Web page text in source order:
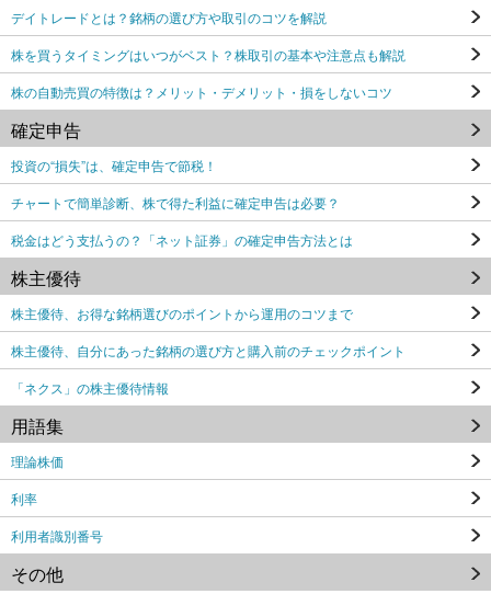
デイトレードとは？銘柄の選び方や取引のコツを解説
株を買うタイミングはいつがベスト？株取引の基本や注意点も解説
株の自動売買の特徴は？メリット・デメリット・損をしないコツ
確定申告
投資の“損失”は、確定申告で節税！
チャートで簡単診断、株で得た利益に確定申告は必要？
税金はどう支払うの？「ネット証券」の確定申告方法とは
株主優待
株主優待、お得な銘柄選びのポイントから運用のコツまで
株主優待、自分にあった銘柄の選び方と購入前のチェックポイント
「ネクス」の株主優待情報
用語集
理論株価
利率
利用者識別番号
その他